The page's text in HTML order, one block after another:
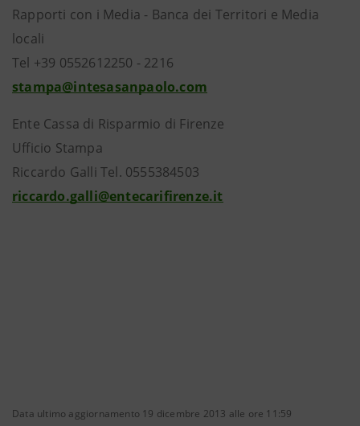
Rapporti con i Media - Banca dei Territori e Media
locali
Tel +39 0552612250 - 2216
stampa@intesasanpaolo.com
Ente Cassa di Risparmio di Firenze
Ufficio Stampa
Riccardo Galli Tel. 0555384503
riccardo.galli@entecarifirenze.it
Data ultimo aggiornamento 19 dicembre 2013 alle ore 11:59